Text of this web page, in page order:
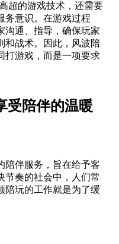
超的游戏技术，还需要
务意识。在游戏过程
沟通、指导，确保玩家
和战术。因此，风波陪
打游戏，而是一项要求
受陪伴的温暖
陪伴服务，旨在给予客
节奏的社会中，人们常
陪玩的工作就是为了缓